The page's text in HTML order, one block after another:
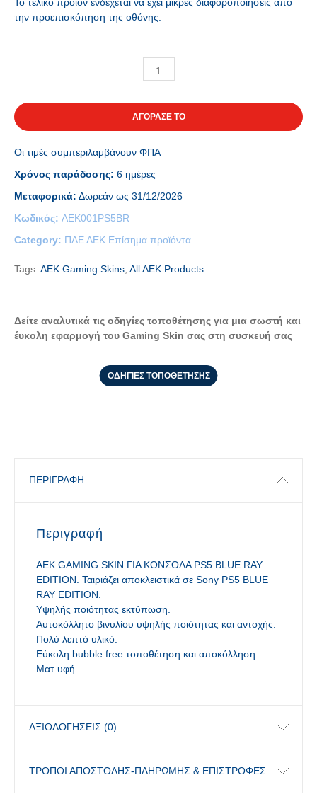
την προεπισκόπηση της οθόνης.
ΑΓΟΡΑΣΕ ΤΟ
Οι τιμές συμπεριλαμβάνουν ΦΠΑ
Χρόνος παράδοσης: 6 ημέρες
Μεταφορικά: Δωρεάν ως 31/12/2026
Κωδικός: AEK001PS5BR
Category: ΠΑΕ ΑΕΚ Επίσημα προϊόντα
Tags: AEK Gaming Skins All AEK Products
Δείτε αναλυτικά τις οδηγίες τοποθέτησης για μια σωστή και
έυκολη εφαρμογή του Gaming Skin σας στη συσκευή σας
ΟΔΗΓΙΕΣ ΤΟΠΟΘΕΤΗΣΗΣ
ΠΕΡΙΓΡΑΦΉ
Περιγραφή
ΑΕΚ GAMING SKIN ΓΙΑ ΚΟΝΣΟΛΑ PS5 BLUE RAY
EDITION. Ταιριάζει αποκλειστικά σε Sony PS5 BLUE
RAY EDITION.
Υψηλής ποιότητας εκτύπωση.
Αυτοκόλλητο βινυλίου υψηλής ποιότητας και αντοχής.
Πολύ λεπτό υλικό.
Εύκολη bubble free τοποθέτηση και αποκόλληση.
Ματ υφή.
ΑΞΙΟΛΟΓΉΣΕΙΣ (0)
ΤΡΟΠΟΙ ΑΠΟΣΤΟΛΗΣ-ΠΛΗΡΩΜΗΣ & ΕΠΙΣΤΡΟΦΕΣ